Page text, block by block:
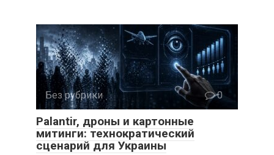
Без рубрики 0
Palantir, дроны и картонные
митинги: технократический
сценарий для Украины